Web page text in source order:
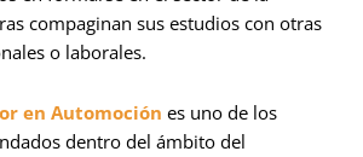
compaginan sus estudios con otras
o laborales.
en Automoción es uno de los
dentro del ámbito del